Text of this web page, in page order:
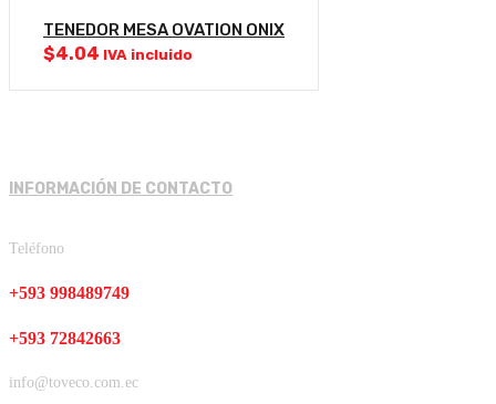
TENEDOR MESA OVATION ONIX
$4.04 IVA incluido
INFORMACIÓN DE CONTACTO
Teléfono
+593 998489749
+593 72842663
info@toveco.com.ec